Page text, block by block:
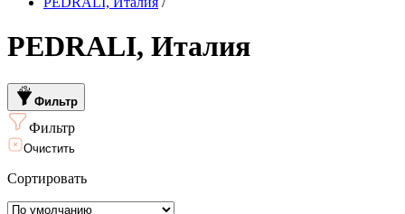
PEDRALI, Италия
Фильтр
Фильтр
Очистить
Сортировать